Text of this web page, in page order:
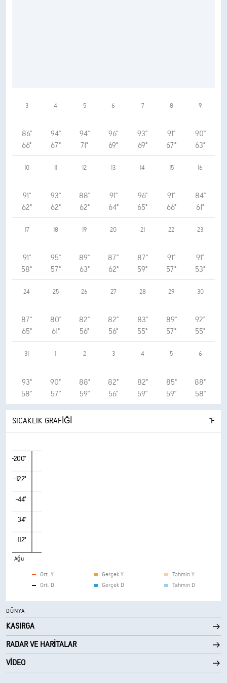
3
86°
66°
4
94°
67°
5
94°
71°
6
96°
69°
7
93°
69°
8
91°
67°
9
90°
63°
10
91°
62°
11
93°
62°
12
88°
62°
13
91°
64°
14
96°
65°
15
91°
66°
16
84°
61°
17
91°
58°
18
95°
57°
19
89°
63°
20
87°
62°
21
87°
59°
22
91°
57°
23
91°
53°
24
87°
65°
25
80°
61°
26
82°
56°
27
82°
56°
28
83°
55°
29
89°
57°
30
92°
55°
31
93°
58°
1
90°
57°
2
88°
59°
3
82°
56°
4
82°
59°
5
85°
59°
6
88°
58°
SICAKLIK GRAFIĞI °F
-200°
-122°
-44°
34°
112°
Ağu
Ort. Y
Ort. D
Gerçek Y
Gerçek D
Tahmin Y
Tahmin D
DÜNYA
KASIRGA
RADAR VE HARITALAR
VIDEO